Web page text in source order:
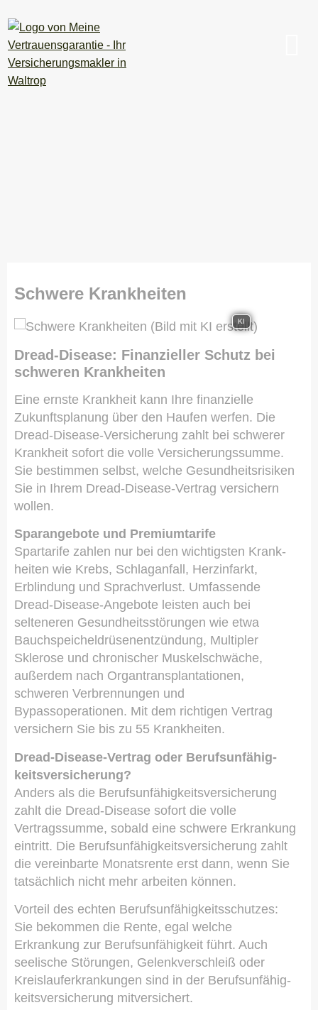
Schwe­re Krank­hei­ten
KI
Dread-Disease: Finanzieller Schutz bei
schweren Krank­hei­ten
Eine ernste Krankheit kann Ihre finanzielle
Zukunftsplanung über den Haufen werfen. Die
Dread-Disease-Versicherung zahlt bei schwerer
Krankheit sofort die volle Versicherungssumme.
Sie bestimmen selbst, welche Gesundheitsrisiken
Sie in Ihrem Dread-Disease-Vertrag ver­sichern
wollen.
Sparangebote und Premiumtarife
Spartarife zahlen nur bei den wichtigsten Krank­
hei­ten wie Krebs, Schlaganfall, Herzinfarkt,
Erblindung und Sprachverlust. Umfassende
Dread-Disease-Angebote leisten auch bei
selteneren Gesundheitsstörungen wie etwa
Bauchspeicheldrüsenentzündung, Multipler
Sklerose und chronischer Muskelschwäche,
außerdem nach Organtransplantationen,
schweren Verbrennungen und
Bypassoperationen. Mit dem richtigen Vertrag
ver­sichern Sie bis zu 55 Krank­hei­ten.
Dread-Disease-Vertrag oder Berufs­unfähig­
keitsversicherung?
Anders als die Berufs­unfähig­keitsversicherung
zahlt die Dread-Disease sofort die volle
Vertragssumme, sobald eine schwere Erkrankung
eintritt. Die Berufs­unfähig­keitsversicherung zahlt
die vereinbarte Monatsrente erst dann, wenn Sie
tatsächlich nicht mehr arbeiten können.
Vorteil des echten Berufs­unfähig­keitsschutzes:
Sie bekommen die Rente, egal welche
Erkrankung zur Berufs­unfähig­keit führt. Auch
seelische Störungen, Gelenkverschleiß oder
Kreislauferkrankungen sind in der Berufs­unfähig­
keitsversicherung mitversichert.